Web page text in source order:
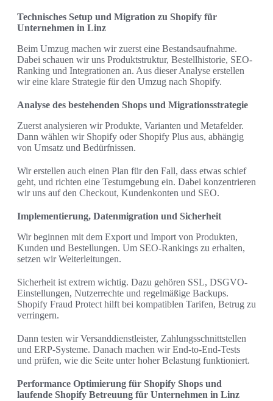
Technisches Setup und Migration zu Shopify für
Unternehmen in Linz
Beim Umzug machen wir zuerst eine Bestandsaufnahme.
Dabei schauen wir uns Produktstruktur, Bestellhistorie, SEO-
Ranking und Integrationen an. Aus dieser Analyse erstellen
wir eine klare Strategie für den Umzug nach Shopify.
Analyse des bestehenden Shops und Migrationsstrategie
Zuerst analysieren wir Produkte, Varianten und Metafelder.
Dann wählen wir Shopify oder Shopify Plus aus, abhängig
von Umsatz und Bedürfnissen.
Wir erstellen auch einen Plan für den Fall, dass etwas schief
geht, und richten eine Testumgebung ein. Dabei konzentrieren
wir uns auf den Checkout, Kundenkonten und SEO.
Implementierung, Datenmigration und Sicherheit
Wir beginnen mit dem Export und Import von Produkten,
Kunden und Bestellungen. Um SEO-Rankings zu erhalten,
setzen wir Weiterleitungen.
Sicherheit ist extrem wichtig. Dazu gehören SSL, DSGVO-
Einstellungen, Nutzerrechte und regelmäßige Backups.
Shopify Fraud Protect hilft bei kompatiblen Tarifen, Betrug zu
verringern.
Dann testen wir Versanddienstleister, Zahlungsschnittstellen
und ERP-Systeme. Danach machen wir End-to-End-Tests
und prüfen, wie die Seite unter hoher Belastung funktioniert.
Performance Optimierung für Shopify Shops und
laufende Shopify Betreuung für Unternehmen in Linz